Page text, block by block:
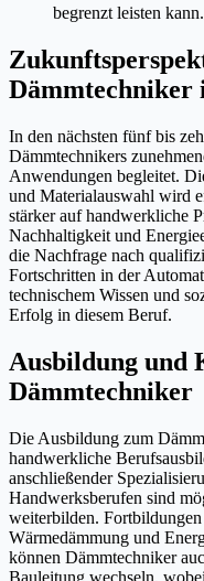
begrenzt leisten kann.
In den nächsten fünf bis
Dämmtechnikers
Anwendungen begleitet.
und Materialauswahl wird
stärker auf handwerkliche
Nachhaltigkeit und
die Nachfrage nach
Fortschritten in der
technischem Wissen und
Erfolg in diesem Beruf.
Ausbildung und
Dämmtechniker
Die Ausbildung zum
handwerkliche
anschließender
Handwerksberufen sind
weiterbilden.
Wärmedämmung und
können Dämmtechniker
Bauleitung wechseln,